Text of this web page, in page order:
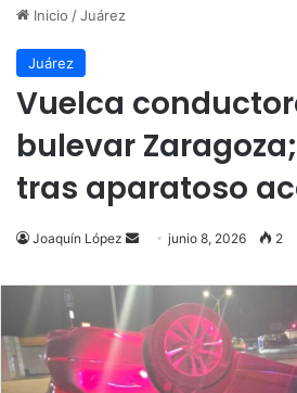
Inicio /Juárez
Juárez
Vuelca
bulevar
tras aparatoso
Joaquín López
Send
email
junio 8, 2026 2